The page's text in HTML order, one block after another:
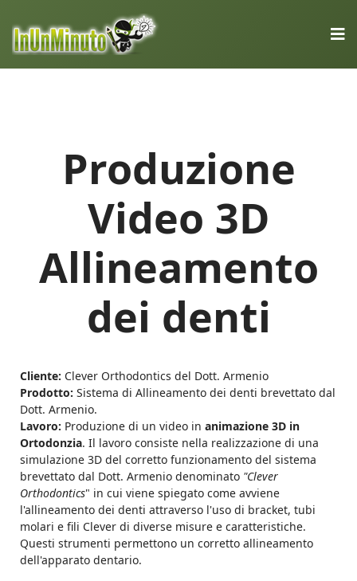
Produzione
Video 3D
Allineamento
dei denti
Cliente: Clever Orthodontics del Dott. Armenio
Prodotto: Sistema di Allineamento dei denti brevettato dal
Dott. Armenio.
Lavoro: Produzione di un video in animazione 3D in
Ortodonzia. Il lavoro consiste nella realizzazione di una
simulazione 3D del corretto funzionamento del sistema
brevettato dal Dott. Armenio denominato "Clever
Orthodontics" in cui viene spiegato come avviene
l'allineamento dei denti attraverso l'uso di bracket, tubi
molari e fili Clever di diverse misure e caratteristiche.
Questi strumenti permettono un corretto allineamento
dell'apparato dentario.